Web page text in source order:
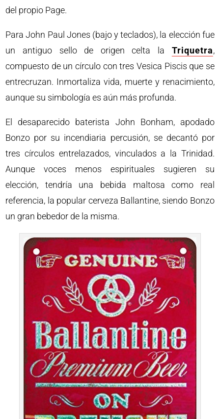
del propio Page.
Para John Paul Jones (bajo y teclados), la elección fue
un antiguo sello de origen celta la Triquetra,
compuesto de un círculo con tres Vesica Piscis que se
entrecruzan. Inmortaliza vida, muerte y renacimiento,
aunque su simbología es aún más profunda.
El desaparecido baterista John Bonham, apodado
Bonzo por su incendiaria percusión, se decantó por
tres círculos entrelazados, vinculados a la Trinidad.
Aunque voces menos espirituales sugieren su
elección, tendría una bebida maltosa como real
referencia, la popular cerveza Ballantine, siendo Bonzo
un gran bebedor de la misma.